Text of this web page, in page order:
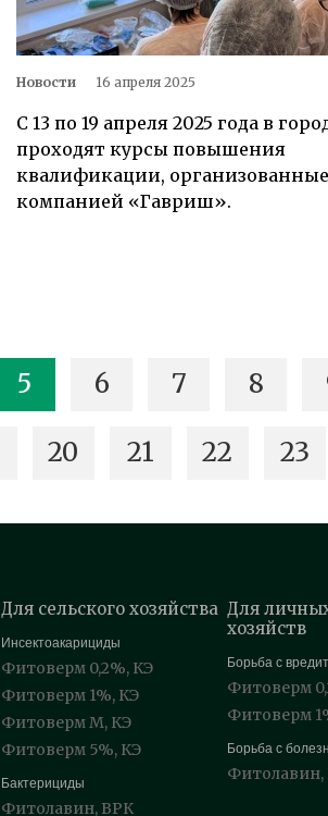
Новости 16 апреля 2025
С 13 по 19 апреля 2025 года в
проходят курсы повышения
квалификации, организованные
компанией «Гавриш».
5 6 7 8
20 21 22 23
Для сельского хозяйства
Инсектоакарициды
Фитоверм 0,2%, КЭ
Фитоверм 1%, КЭ
Фитоверм М, КЭ
Фитоверм 5%, КЭ
Бактерициды
Фитолавин, ВРК
Для
хозяйств
Борьба с
Фитоверм
Фитоверм
Борьба с
Фитолавин,